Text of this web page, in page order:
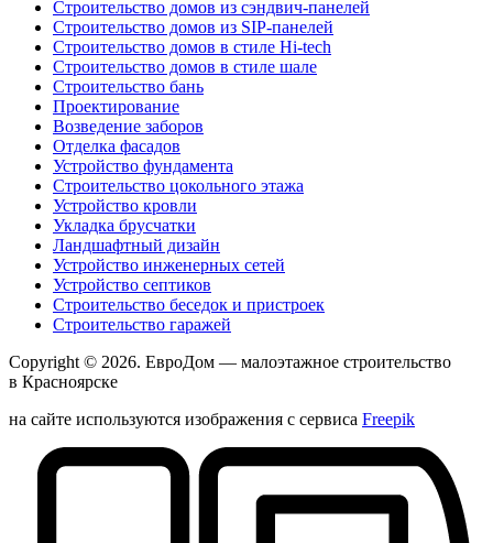
Строительство домов из сэндвич-панелей
Строительство домов из SIP-панелей
Строительство домов в стиле Hi-tech
Строительство домов в стиле шале
Строительство бань
Проектирование
Возведение заборов
Отделка фасадов
Устройство фундамента
Строительство цокольного этажа
Устройство кровли
Укладка брусчатки
Ландшафтный дизайн
Устройство инженерных сетей
Устройство септиков
Строительство беседок и пристроек
Строительство гаражей
Copyright © 2026. ЕвроДом — малоэтажное строительство
в Красноярске
на сайте используются изображения с сервиса Freepik